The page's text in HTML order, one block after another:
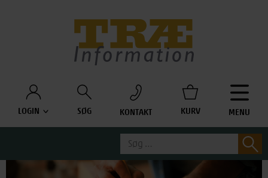
LOGIN SØG KONTAKT KURV MENU
Søg
efter: